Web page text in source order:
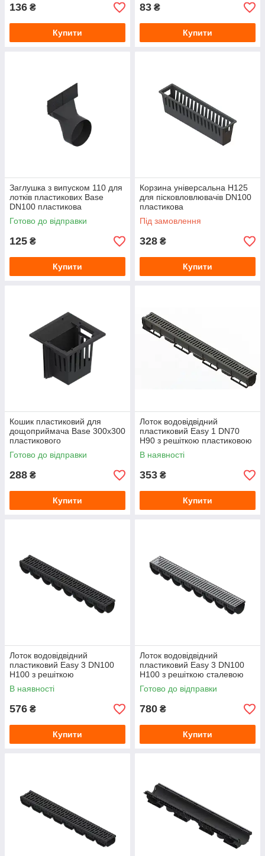
136 ₴
Купити
83 ₴
Купити
Заглушка з випуском 110 для
лотків пластикових Base
DN100 пластикова
Готово до відправки
125 ₴
Купити
Корзина універсальна Н125
для пісковловлювачів DN100
пластикова
Під замовлення
328 ₴
Купити
Кошик пластиковий для
дощоприймача Base 300х300
пластикового
Готово до відправки
288 ₴
Купити
Лоток водовідвідний
пластиковий Easy 1 DN70
H90 з решіткою пластиковою
щілинною
В наявності
353 ₴
Купити
Лоток водовідвідний
пластиковий Easy 3 DN100
H100 з решіткою
пластиковою щілинною
В наявності
576 ₴
Купити
Лоток водовідвідний
пластиковий Easy 3 DN100
H100 з решіткою сталевою
оцинкованою щілинною
Готово до відправки
780 ₴
Купити